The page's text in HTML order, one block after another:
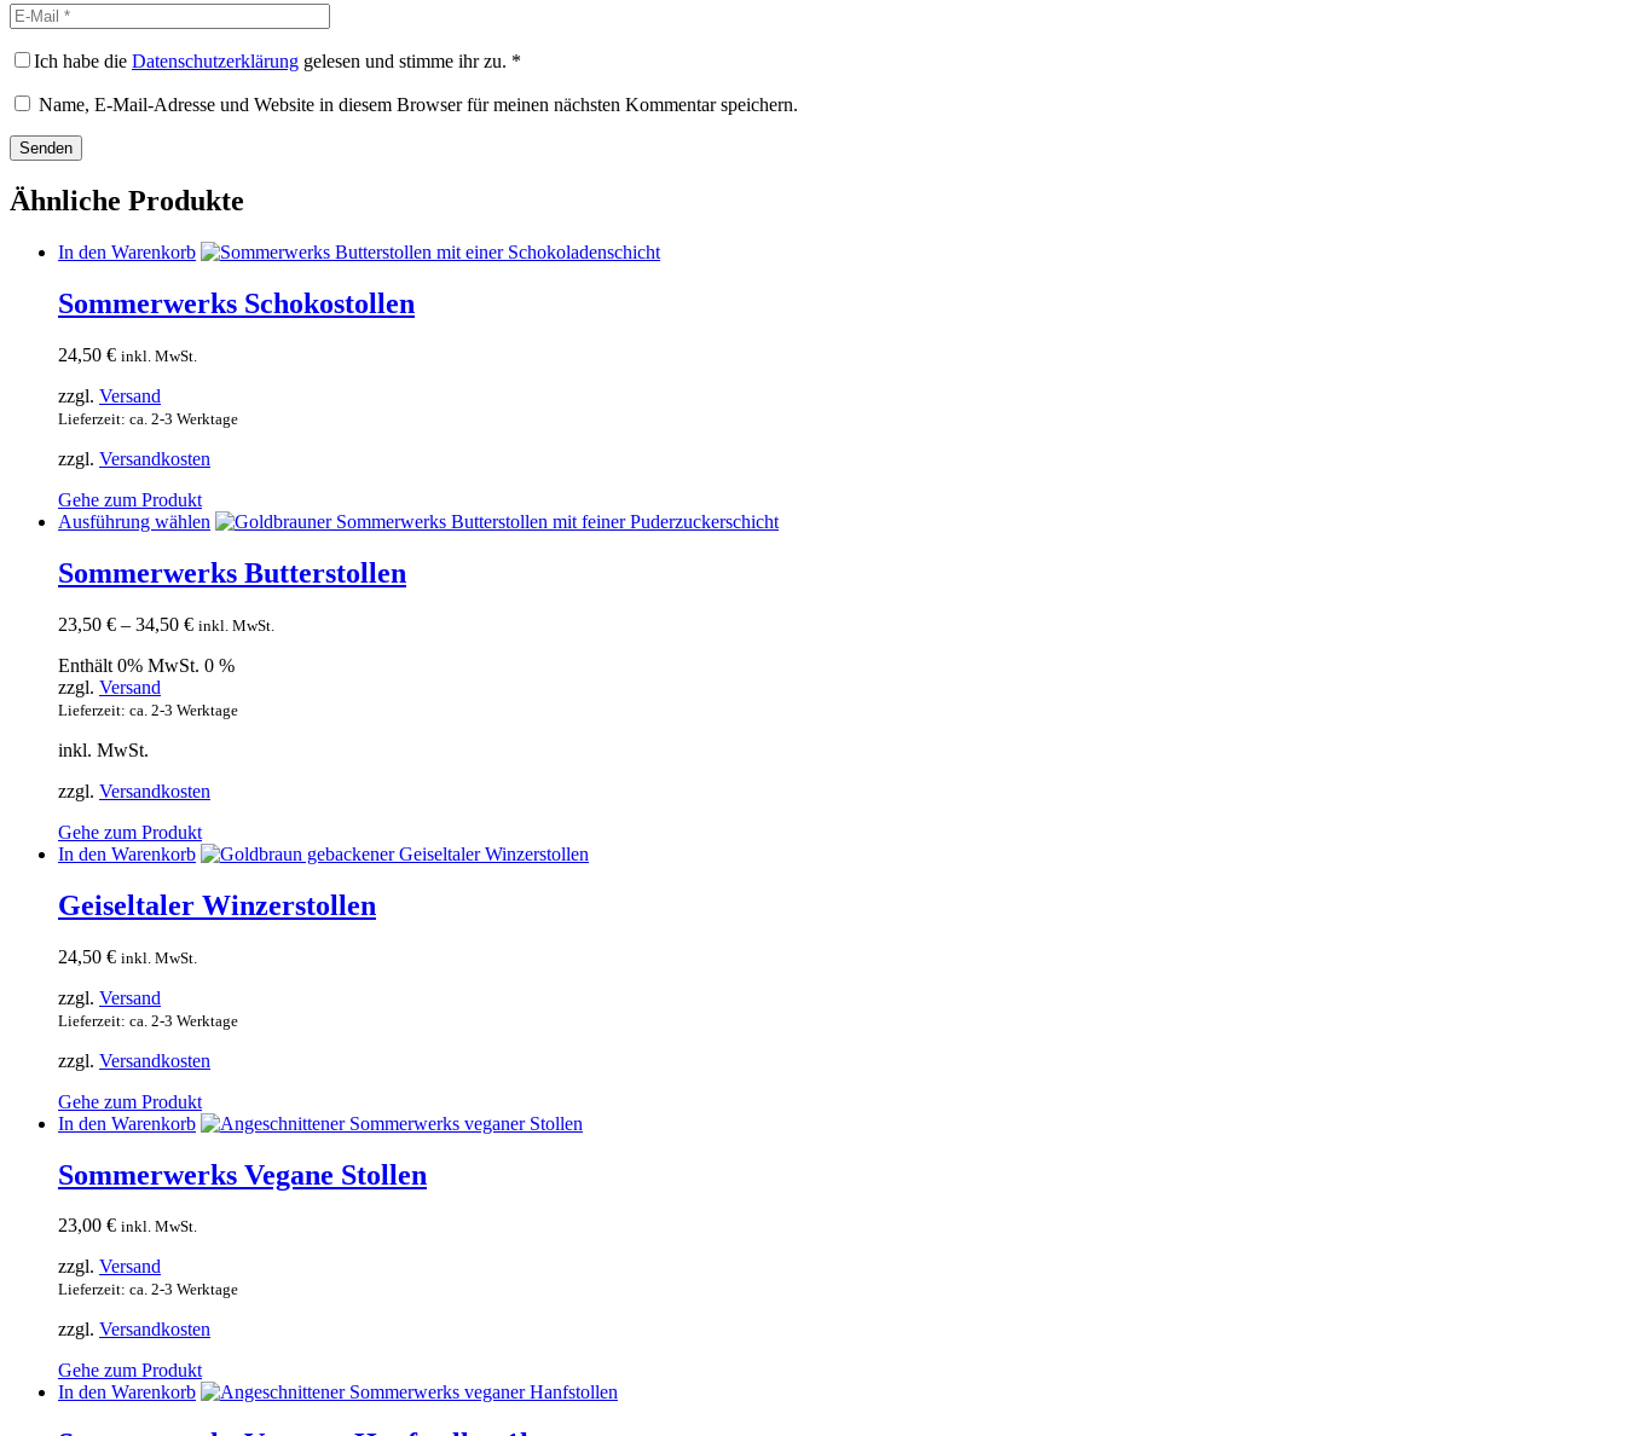
E-
Mail
Ich habe die Datenschutzerklärung gelesen und stimme ihr zu. *
Name, E-Mail-Adresse und Website in diesem Browser für meinen nächsten Kommentar speichern.
Ähnliche Produkte
In den Warenkorb
Sommerwerks Schokostollen
24,50 € inkl. MwSt.
zzgl. Versand
Lieferzeit: ca. 2-3 Werktage
zzgl. Versandkosten
Gehe zum Produkt
Ausführung wählen Dieses
weist
mehrere
auf.
Optionen
auf
Sommerwerks Butterstollen
23,50 € – 34,50 € inkl. MwSt.
Enthält 0% MwSt. 0 %
zzgl. Versand
Lieferzeit: ca. 2-3 Werktage
inkl. MwSt.
zzgl. Versandkosten
Gehe zum Produkt
In den Warenkorb
Geiseltaler Winzerstollen
24,50 € inkl. MwSt.
zzgl. Versand
Lieferzeit: ca. 2-3 Werktage
zzgl. Versandkosten
Gehe zum Produkt
In den Warenkorb
Sommerwerks Vegane Stollen
23,00 € inkl. MwSt.
zzgl. Versand
Lieferzeit: ca. 2-3 Werktage
zzgl. Versandkosten
Gehe zum Produkt
In den Warenkorb